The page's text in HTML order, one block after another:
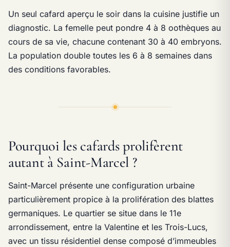
Un seul cafard aperçu le soir dans la cuisine justifie un
diagnostic. La femelle peut pondre 4 à 8 oothèques au
cours de sa vie, chacune contenant 30 à 40 embryons.
La population double toutes les 6 à 8 semaines dans
des conditions favorables.
Pourquoi les cafards prolifèrent
autant à Saint-Marcel ?
Saint-Marcel présente une configuration urbaine
particulièrement propice à la prolifération des blattes
germaniques. Le quartier se situe dans le 11e
arrondissement, entre la Valentine et les Trois-Lucs,
avec un tissu résidentiel dense composé d’immeubles